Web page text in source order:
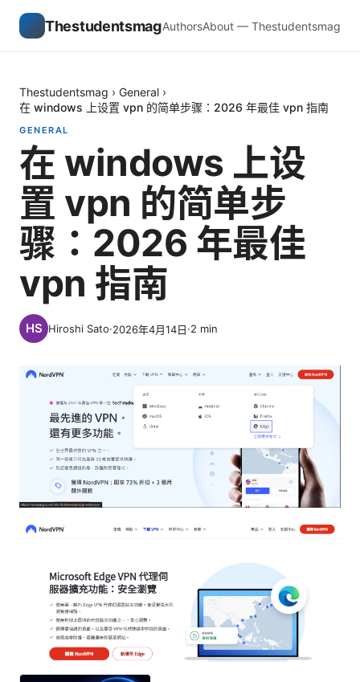
ThestudentsmagAuthorsAbout — Thestudentsmag
Thestudentsmag › General ›
在 windows 上设置 vpn 的简单步骤：2026 年最佳 vpn 指南
GENERAL
在 windows 上设
置 vpn 的简单步
骤：2026 年最佳
vpn 指南
Hiroshi Sato·2026年4月14日·2 min